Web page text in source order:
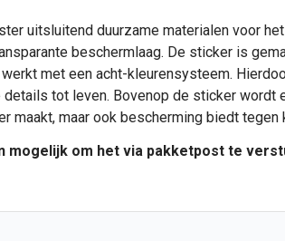
uitsluitend duurzame materialen voor
beschermlaag. De sticker is
met een acht-kleurensysteem.
tot leven. Bovenop de sticker wordt
maar ook bescherming biedt tegen
om het via pakketpost te